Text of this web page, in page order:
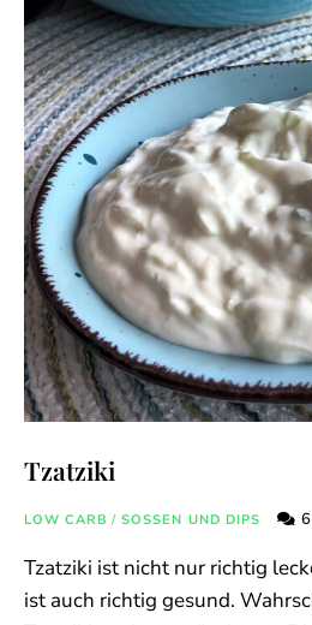
Tzatziki
LOW CARB / SOSSEN UND DIPS 6
Tzatziki ist nicht nur richtig
ist auch richtig gesund.